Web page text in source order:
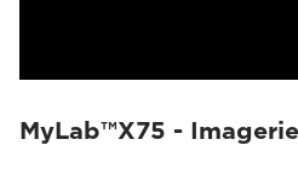
MyLab™X75 -